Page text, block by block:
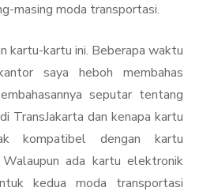
masing moda transportasi.
kartu-kartu ini. Beberapa waktu
saya heboh membahas
seputar tentang
di TransJakarta dan kenapa kartu
kompatibel dengan kartu
ada kartu elektronik
kedua moda transportasi